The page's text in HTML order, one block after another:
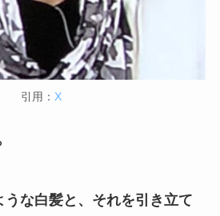
引用： X
うな白髪と、それを引き立て